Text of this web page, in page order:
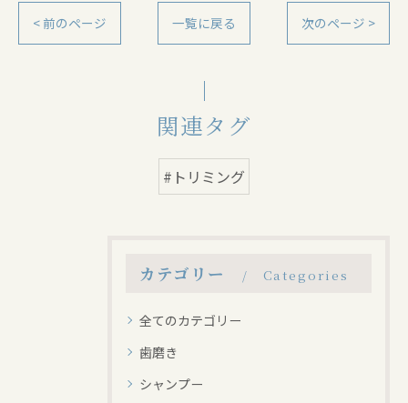
< 前のページ 一覧に戻る 次のページ >
関連タグ
#トリミング
カテゴリー Categories
全てのカテゴリー
歯磨き
シャンプー